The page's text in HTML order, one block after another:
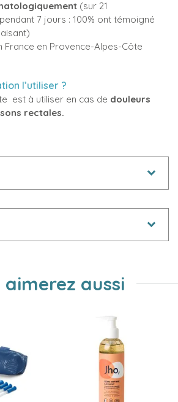
(sur 21
7 jours : 100% ont témoigné
France en Provence-Alpes-Côte
l’utiliser ?
est à utiliser en cas de douleurs
rectales.
aimerez aussi